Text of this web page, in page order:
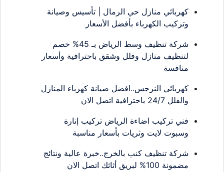
كهربائي منازل حي الرمال | تأسيس وصيانة
وتركيب الكهرباء بأفضل الأسعار
شركة تنظيف وسط الرياض بـ 45% خصم
لتنظيف منازل وفلل وشقق باحترافية وأسعار
منافسة
كهربائي النرجس..افضل صيانة كهرباء المنازل
والفلل 24/7 باحترافية اتصل الان
فني تركيب اضاءة الرياض تركيب إنارة
وسبوت لايت وثريات بأسعار مناسبة
شركة تنظيف كنب بالخرج..خبرة عالية ونتائج
مضمونة 100% لبريق أثاثك اتصل الان